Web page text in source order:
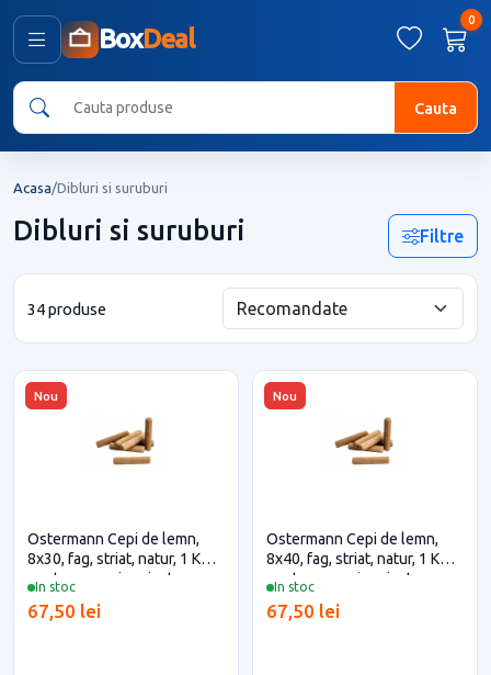
BoxDeal
0
Cauta
Acasa/Dibluri si suruburi
Dibluri si suruburi Filtre
34 produse
Nou
In stoc
Ostermann Cepi de lemn,
8x30, fag, striat, natur, 1 KG
pentru casa si proiecte
67,50 lei
Nou
In stoc
Ostermann Cepi de lemn,
8x40, fag, striat, natur, 1 KG
pentru casa si proiecte
67,50 lei